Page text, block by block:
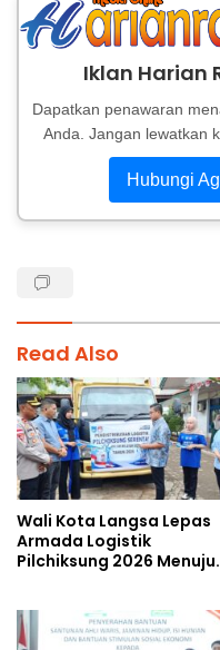
Iklan Harian
Dapatkan penawaran
Anda. Jangan lewatkan
Hubungi
Read Also
Wali Kota Langsa Lepas
Armada Logistik
Pilchiksung 2026 Menuju